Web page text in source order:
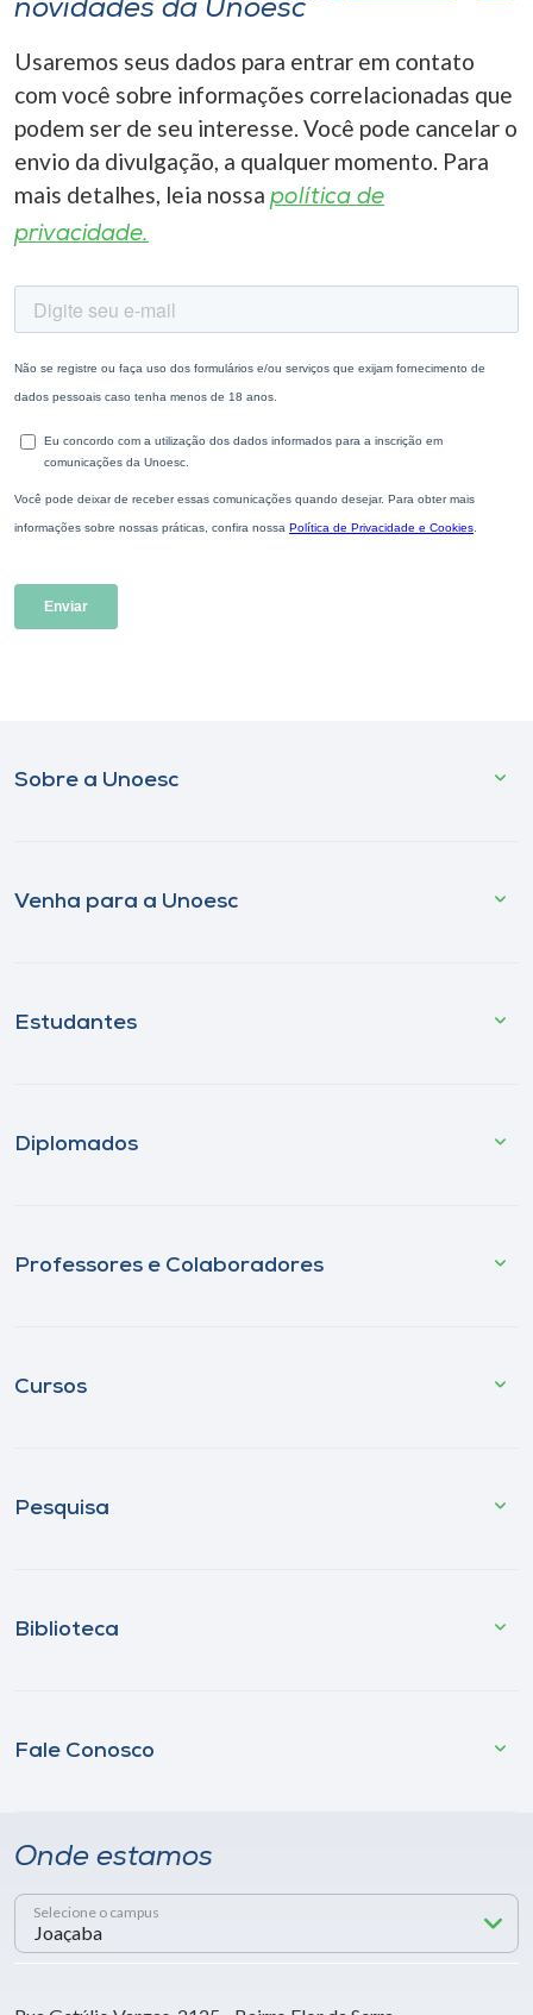
novidades da Unoesc
Usaremos seus dados para entrar em contato
com você sobre informações correlacionadas que
podem ser de seu interesse. Você pode cancelar o
envio da divulgação, a qualquer momento. Para
mais detalhes, leia nossa política de
privacidade.
Sobre a Unoesc
Venha para a Unoesc
Estudantes
Diplomados
Professores e Colaboradores
Cursos
Pesquisa
Biblioteca
Fale Conosco
Onde estamos
Selecione o campus